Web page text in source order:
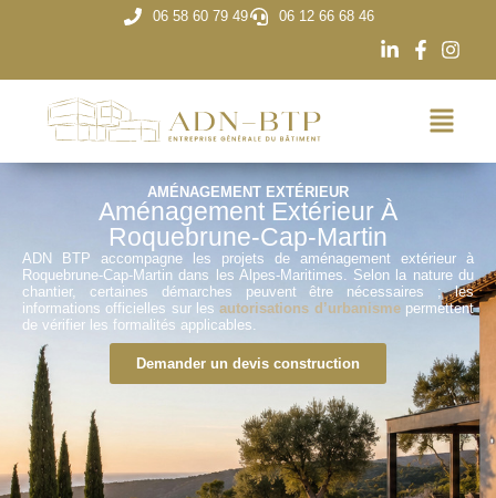
06 58 60 79 49 06 12 66 68 46
AMÉNAGEMENT EXTÉRIEUR
Aménagement Extérieur À
Roquebrune-Cap-Martin
ADN BTP accompagne les projets de aménagement extérieur à
Roquebrune-Cap-Martin dans les Alpes-Maritimes. Selon la nature du
chantier, certaines démarches peuvent être nécessaires ; les
informations officielles sur lesautorisations d’urbanismepermettent
de vérifier les formalités applicables.
Demander un devis construction